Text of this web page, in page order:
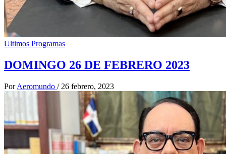
Ultimos Programas
DOMINGO 26 DE FEBRERO 2023
Por Aeromundo / 26 febrero, 2023